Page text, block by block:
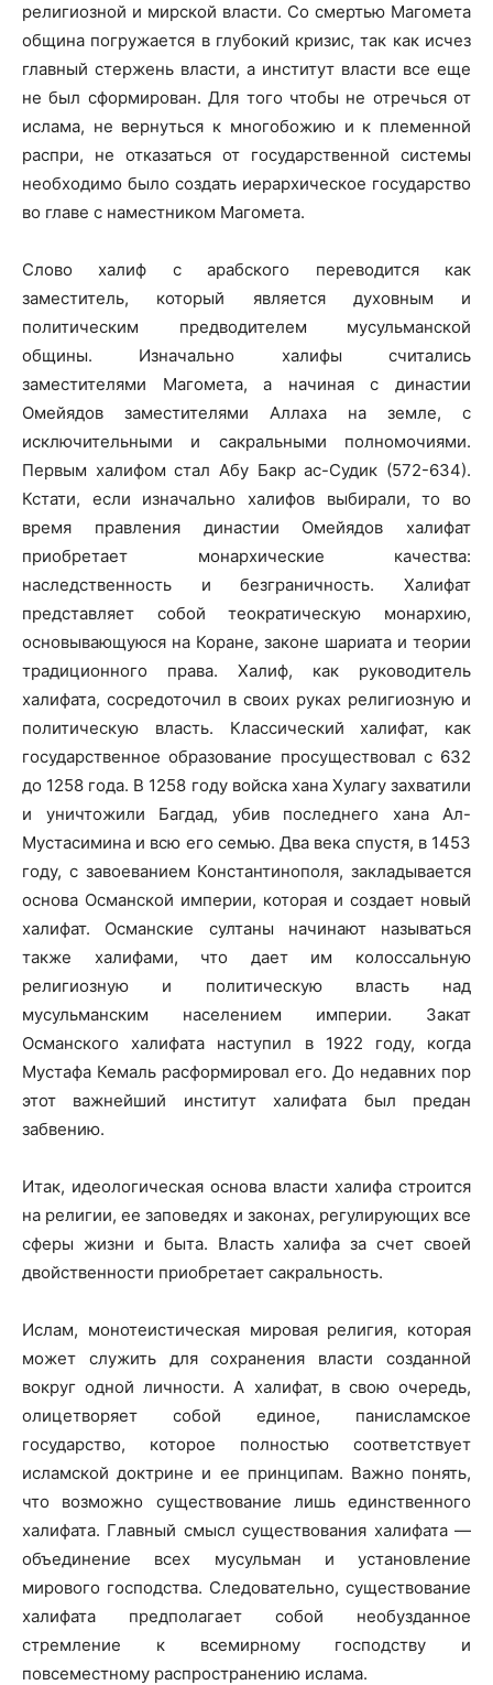
религиозной и мирской власти. Со смертью Магомета
община погружается в глубокий кризис, так как исчез
главный стержень власти, а институт власти все еще
не был сформирован. Для того чтобы не отречься от
ислама, не вернуться к многобожию и к племенной
распри, не отказаться от государственной системы
необходимо было создать иерархическое государство
во главе с наместником Магомета.
Слово халиф с арабского переводится как
заместитель, который является духовным и
политическим предводителем мусульманской
общины. Изначально халифы считались
заместителями Магомета, а начиная с династии
Омейядов заместителями Аллаха на земле, с
исключительными и сакральными полномочиями.
Первым халифом стал Абу Бакр ас-Судик (572-634).
Кстати, если изначально халифов выбирали, то во
время правления династии Омейядов халифат
приобретает монархические качества:
наследственность и безграничность. Халифат
представляет собой теократическую монархию,
основывающуюся на Коране, законе шариата и теории
традиционного права. Халиф, как руководитель
халифата, сосредоточил в своих руках религиозную и
политическую власть. Классический халифат, как
государственное образование просуществовал с 632
до 1258 года. В 1258 году войска хана Хулагу захватили
и уничтожили Багдад, убив последнего хана Ал-
Мустасимина и всю его семью. Два века спустя, в 1453
году, с завоеванием Константинополя, закладывается
основа Османской империи, которая и создает новый
халифат. Османские султаны начинают называться
также халифами, что дает им колоссальную
религиозную и политическую власть над
мусульманским населением империи. Закат
Османского халифата наступил в 1922 году, когда
Мустафа Кемаль расформировал его. До недавних пор
этот важнейший институт халифата был предан
забвению.
Итак, идеологическая основа власти халифа строится
на религии, ее заповедях и законах, регулирующих все
сферы жизни и быта. Власть халифа за счет своей
двойственности приобретает сакральность.
Ислам, монотеистическая мировая религия, которая
может служить для сохранения власти созданной
вокруг одной личности. А халифат, в свою очередь,
олицетворяет собой единое, панисламское
государство, которое полностью соответствует
исламской доктрине и ее принципам. Важно понять,
что возможно существование лишь единственного
халифата. Главный смысл существования халифата —
объединение всех мусульман и установление
мирового господства. Следовательно, существование
халифата предполагает собой необузданное
стремление к всемирному господству и
повсеместному распространению ислама.